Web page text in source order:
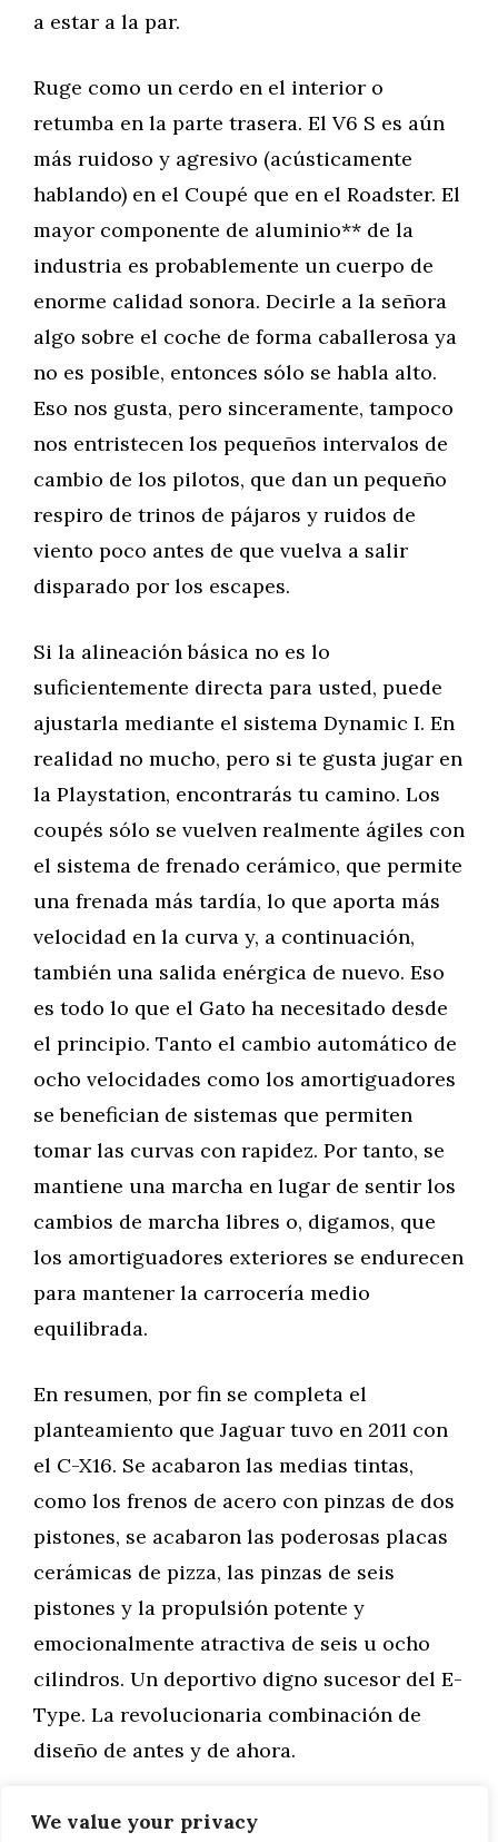
We value your privacy
a estar a la par.
Ruge como un cerdo en el interior o
retumba en la parte trasera. El V6 S es aún
más ruidoso y agresivo (acústicamente
hablando) en el Coupé que en el Roadster. El
mayor componente de aluminio** de la
industria es probablemente un cuerpo de
enorme calidad sonora. Decirle a la señora
algo sobre el coche de forma caballerosa ya
no es posible, entonces sólo se habla alto.
Eso nos gusta, pero sinceramente, tampoco
nos entristecen los pequeños intervalos de
cambio de los pilotos, que dan un pequeño
respiro de trinos de pájaros y ruidos de
viento poco antes de que vuelva a salir
disparado por los escapes.
Si la alineación básica no es lo
suficientemente directa para usted, puede
ajustarla mediante el sistema Dynamic I. En
realidad no mucho, pero si te gusta jugar en
la Playstation, encontrarás tu camino. Los
coupés sólo se vuelven realmente ágiles con
el sistema de frenado cerámico, que permite
una frenada más tardía, lo que aporta más
velocidad en la curva y, a continuación,
también una salida enérgica de nuevo. Eso
es todo lo que el Gato ha necesitado desde
el principio. Tanto el cambio automático de
ocho velocidades como los amortiguadores
se benefician de sistemas que permiten
tomar las curvas con rapidez. Por tanto, se
mantiene una marcha en lugar de sentir los
cambios de marcha libres o, digamos, que
los amortiguadores exteriores se endurecen
para mantener la carrocería medio
equilibrada.
En resumen, por fin se completa el
planteamiento que Jaguar tuvo en 2011 con
el C-X16. Se acabaron las medias tintas,
como los frenos de acero con pinzas de dos
pistones, se acabaron las poderosas placas
cerámicas de pizza, las pinzas de seis
pistones y la propulsión potente y
emocionalmente atractiva de seis u ocho
cilindros. Un deportivo digno sucesor del E-
Type. La revolucionaria combinación de
diseño de antes y de ahora.
Categorías
General,Motor